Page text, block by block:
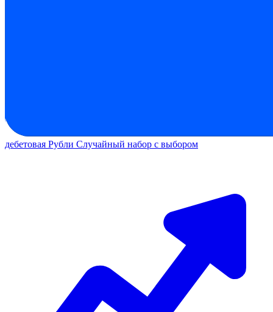
дебетовая Рубли Случайный набор с выбором